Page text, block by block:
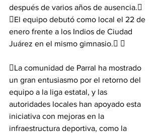
después de varios años de ausencia.
El equipo debutó como local el 22 de
enero frente a los Indios de Ciudad
Juárez en el mismo gimnasio. 
La comunidad de Parral ha mostrado
un gran entusiasmo por el retorno del
equipo a la liga estatal, y las
autoridades locales han apoyado esta
iniciativa con mejoras en la
infraestructura deportiva, como la